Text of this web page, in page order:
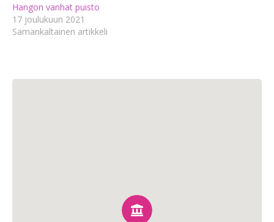
Hangon vanhat puisto
17 joulukuun 2021
Samankaltainen artikkeli